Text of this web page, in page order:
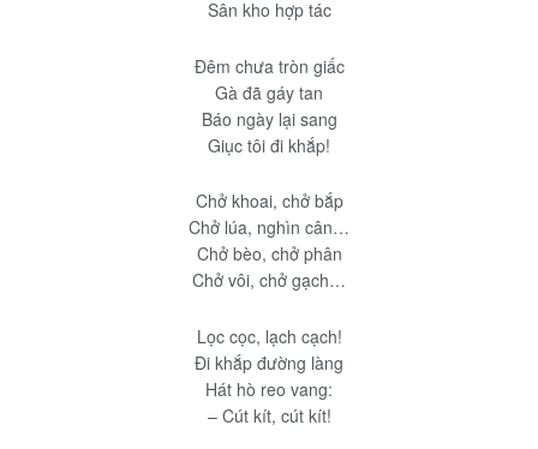
Sân kho hợp tác
Đêm chưa tròn giấc
Gà đã gáy tan
Báo ngày lại sang
Giục tôi đi khắp!
Chở khoai, chở bắp
Chở lúa, nghìn cân…
Chở bèo, chở phân
Chở vôi, chở gạch…
Lọc cọc, lạch cạch!
Đi khắp đường làng
Hát hò reo vang:
– Cút kít, cút kít!